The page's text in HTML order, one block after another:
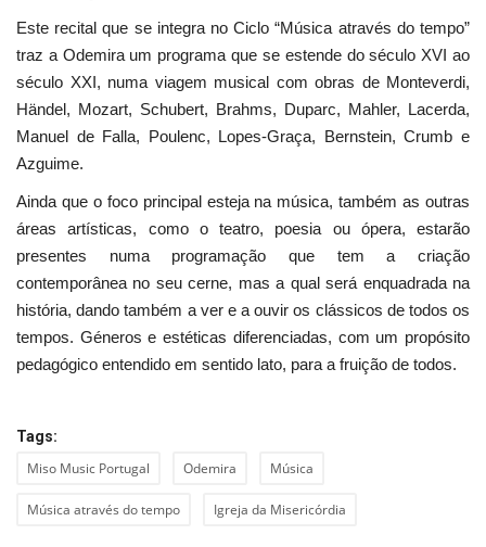
Este recital que se integra no Ciclo “Música através do tempo”
traz a Odemira um programa que se estende do século XVI ao
século XXI, numa viagem musical com obras de Monteverdi,
Händel, Mozart, Schubert, Brahms, Duparc, Mahler, Lacerda,
Manuel de Falla, Poulenc, Lopes-Graça, Bernstein, Crumb e
Azguime.
Ainda que o foco principal esteja na música, também as outras
áreas artísticas, como o teatro, poesia ou ópera, estarão
presentes numa programação que tem a criação
contemporânea no seu cerne, mas a qual será enquadrada na
história, dando também a ver e a ouvir os clássicos de todos os
tempos. Géneros e estéticas diferenciadas, com um propósito
pedagógico entendido em sentido lato, para a fruição de todos.
Tags:
Miso Music Portugal Odemira Música
Música através do tempo Igreja da Misericórdia